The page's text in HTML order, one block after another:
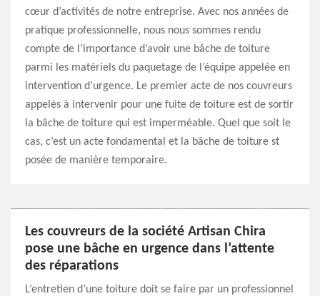
cœur d’activités de notre entreprise. Avec nos années de
pratique professionnelle, nous nous sommes rendu
compte de l’importance d’avoir une bâche de toiture
parmi les matériels du paquetage de l’équipe appelée en
intervention d’urgence. Le premier acte de nos couvreurs
appelés à intervenir pour une fuite de toiture est de sortir
la bâche de toiture qui est imperméable. Quel que soit le
cas, c’est un acte fondamental et la bâche de toiture st
posée de manière temporaire.
Les couvreurs de la société Artisan Chira
pose une bâche en urgence dans l’attente
des réparations
L’entretien d’une toiture doit se faire par un professionnel